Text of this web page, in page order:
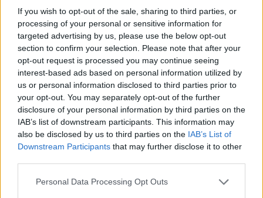
If you wish to opt-out of the sale, sharing to third parties, or
processing of your personal or sensitive information for
targeted advertising by us, please use the below opt-out
section to confirm your selection. Please note that after your
opt-out request is processed you may continue seeing
interest-based ads based on personal information utilized by
us or personal information disclosed to third parties prior to
your opt-out. You may separately opt-out of the further
disclosure of your personal information by third parties on the
IAB’s list of downstream participants. This information may
also be disclosed by us to third parties on the IAB’s List of
Downstream Participants that may further disclose it to other
Personal Data Processing Opt Outs
laivas, kuriame galima
išgirsti banginių ir delfinų
skleidžiamus garsus (1)
klaidina vairuotojus:
atnaujins tik baigus
prospekto rekonstrukciją
(4)
Lietuva
Čmilytė-Nielsen
neatmeta idėjos
Lietuva
Ugniagesiai dėl audros
nuverstų medžių į